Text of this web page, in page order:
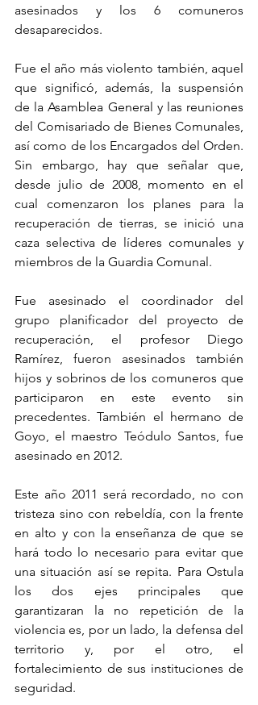
asesinados y los 6 comuneros
desaparecidos.
Fue el año más violento también, aquel
que significó, además, la suspensión
de la Asamblea General y las reuniones
del Comisariado de Bienes Comunales,
así como de los Encargados del Orden.
Sin embargo, hay que señalar que,
desde julio de 2008, momento en el
cual comenzaron los planes para la
recuperación de tierras, se inició una
caza selectiva de líderes comunales y
miembros de la Guardia Comunal.
Fue asesinado el coordinador del
grupo planificador del proyecto de
recuperación, el profesor Diego
Ramírez, fueron asesinados también
hijos y sobrinos de los comuneros que
participaron en este evento sin
precedentes. También el hermano de
Goyo, el maestro Teódulo Santos, fue
asesinado en 2012.
Este año 2011 será recordado, no con
tristeza sino con rebeldía, con la frente
en alto y con la enseñanza de que se
hará todo lo necesario para evitar que
una situación así se repita. Para Ostula
los dos ejes principales que
garantizaran la no repetición de la
violencia es, por un lado, la defensa del
territorio y, por el otro, el
fortalecimiento de sus instituciones de
seguridad.